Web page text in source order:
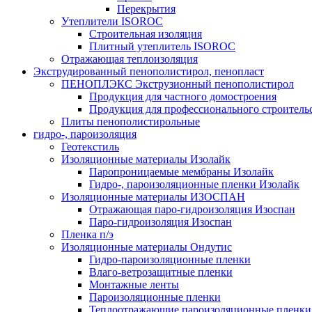
Перекрытия
Утеплители ISOROC
Строительная изоляция
Плитный утеплитель ISOROC
Отражающая теплоизоляция
Экструдированный пенополистирол, пенопласт
ПЕНОПЛЭКС Экструзионный пенополистирол
Продукция для частного домостроения
Продукция для профессионального
Плиты пенополистирольные
гидро-, пароизоляция
Геотекстиль
Изоляционные материалы Изолайк
Паропроницаемые мембраны Изолайк
Гидро-, пароизоляционные пленки Изолайк
Изоляционные материалы ИЗОСПАН
Отражающая паро-гидроизоляция Изоспан
Паро-гидроизоляция Изоспан
Пленка п/э
Изоляционные материалы Ондутис
Гидро-пароизоляционные пленки
Влаго-ветрозащитные пленки
Монтажные ленты
Пароизоляционные пленки
Теплоотражающие пароизоляционные пленки